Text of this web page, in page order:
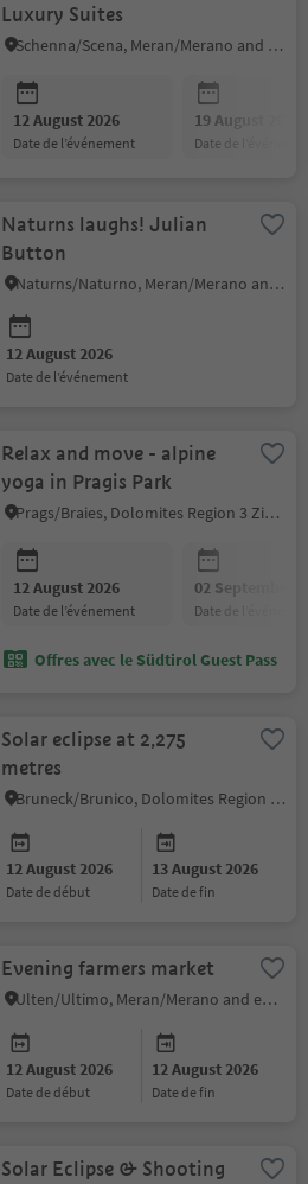
Luxury Suites
Schenna/Scena, Meran/Merano and environs
12 August 2026
date de l’événement
19 August 2026
date de
Naturns laughs! Julian
Button
Naturns/Naturno, Meran/Merano and environs
12 August 2026
date de l’événement
Relax and move - alpine
yoga in Pragis Park
Prags/Braies, Dolomites Region 3 Zinnen
12 August 2026
date de l’événement
02 September
date de
Offres avec le Südtirol Guest Pass
Solar eclipse at 2,275
metres
Bruneck/Brunico, Dolomites Region Kronplatz/Plan de Corones
12 August 2026
date de début
13 August 2026
date de fin
Evening farmers market
Ulten/Ultimo, Meran/Merano and environs
12 August 2026
date de début
12 August 2026
date de fin
Solar Eclipse & Shooting